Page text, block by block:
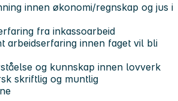
innen økonomi/regnskap og jus i
fra inkassoarbeid
arbeidserfaring innen faget vil bli
og kunnskap innen lovverk
skriftlig og muntlig